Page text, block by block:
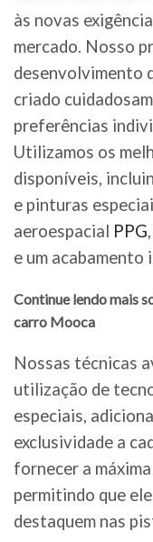
às novas
mercado. Nosso
desenvolvimento
criado
preferências
Utilizamos os
disponíveis,
e pinturas
aeroespacial PPG
e um acabamento
Continue lendo mais
carro Mooca
Nossas técnicas
utilização de
especiais,
exclusividade a
fornecer a
permitindo que
destaquem nas